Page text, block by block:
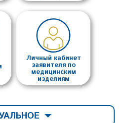
Личный кабинет
заявителя по
медицинским
изделиям